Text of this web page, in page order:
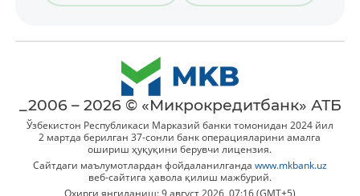
_2006 – 2026 © «Микрокредитбанк» АТБ
Ўзбекистон Республикаси Марказий банки томонидан 2024 йил
2 мартда берилган 37-сонли банк операцияларини амалга
ошириш ҳуқуқини берувчи лицензия.
Сайтдаги маълумотлардан фойдаланилганда www.mkbank.uz
веб-сайтига ҳавола қилиш мажбурий.
Охирги янгиланиш: 9 август 2026, 07:16 (GMT+5)